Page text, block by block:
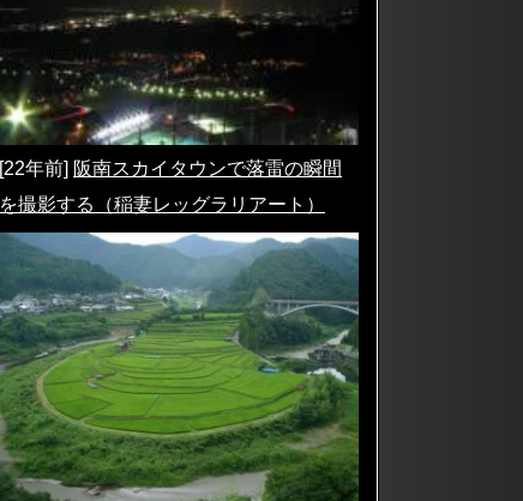
[22年前] 阪南スカイタウンで落雷の瞬間
を撮影する（稲妻レッグラリアート）